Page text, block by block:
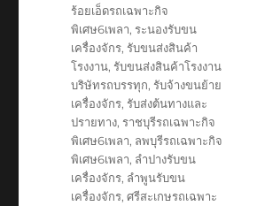
ร้อยเอ็ดรถเฉพาะกิจ
พิเศษ6เพลา,ระนองรับขน
เครื่องจักร,รับขนส่งสินค้า
โรงงาน,รับขนส่งสินค้าโรงงาน
บริษัทรถบรรทุก,รับจ้างขนย้าย
เครื่องจักร,รับส่งต้นทางและ
ปรายทาง,ราชบุรีรถเฉพาะกิจ
พิเศษ6เพลา, ลพบุรีรถเฉพาะกิจ
พิเศษ6เพลา, ลำปางรับขน
เครื่องจักร, ลำพูนรับขน
เครื่องจักร,ศรีสะเกษรถเฉพาะ